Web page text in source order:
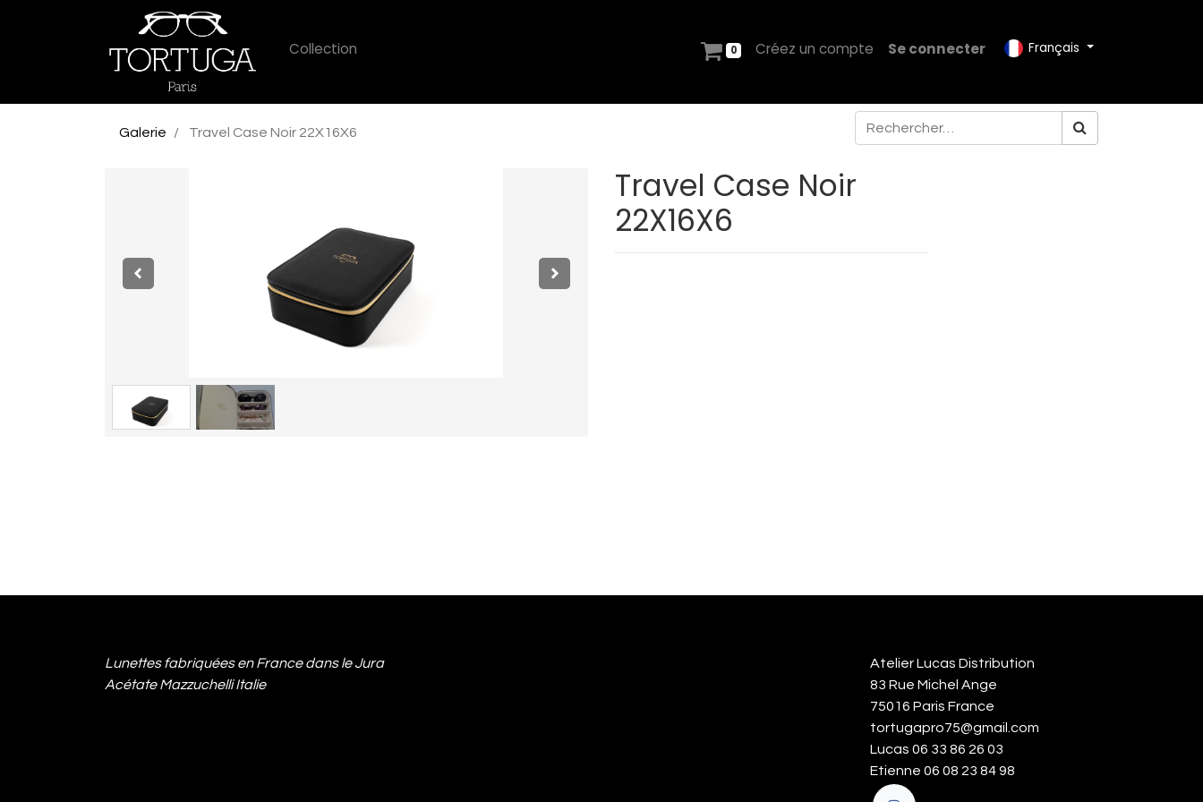
Collection 0 Créez un compte Se connecter Français
Galerie Travel Case Noir 22X16X6
Travel Case Noir
22X16X6
Lunettes fabriquées en France dans le Jura
Acétate Mazzuchelli Italie
Atelier Lucas Distribution
83 Rue Michel Ange
75016 Paris France
tortugapro75@gmail.com
Lucas 06 33 86 26 03
Etienne 06 08 23 84 98